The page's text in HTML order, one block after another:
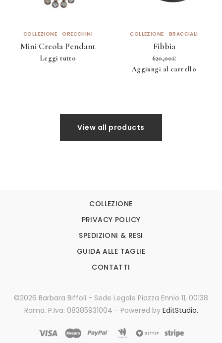
COLLEZIONE ORECCHINI
Mini Creola Pendant
Leggi tutto
COLLEZIONE BRACCIALI
Fibbia
620,00€
Aggiungi al carrello
View all products
COLLEZIONE
PRIVACY POLICY
SPEDIZIONI & RESI
GUIDA ALLE TAGLIE
CONTATTI
©2026 Barbara Biffoli - Sede Legale Piazza Ennio 11, 00138
Roma. P.Iva: 08385931004 - Powered by EditStudio.